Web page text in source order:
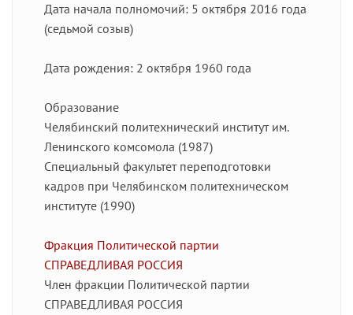
Дата начала полномочий: 5 октября 2016 года
(седьмой созыв)
Дата рождения: 2 октября 1960 года
Образование
Челябинский политехнический институт им.
Ленинского комсомола (1987)
Специальный факультет переподготовки
кадров при Челябинском политехническом
институте (1990)
Фракция Политической партии
СПРАВЕДЛИВАЯ РОССИЯ
Член фракции Политической партии
СПРАВЕДЛИВАЯ РОССИЯ